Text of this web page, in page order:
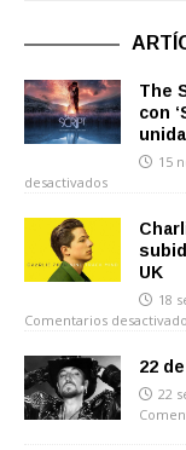
The
con
15
desactivados
UK
18
Comentarios
22
22